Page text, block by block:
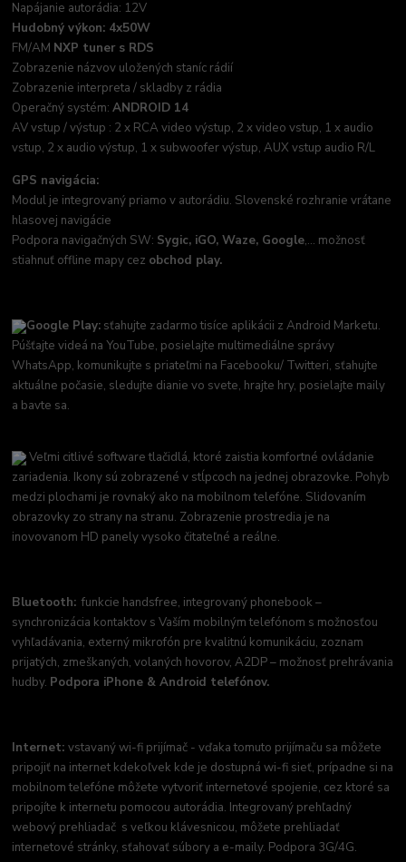
Napájanie autorádia: 12V
Hudobný výkon: 4x50W
FM/AM NXP tuner s RDS
Zobrazenie názvov uložených staníc rádií
Zobrazenie interpreta / skladby z rádia
Operačný systém:ANDROID 14
AV vstup / výstup : 2 x RCA video výstup, 2 x video vstup, 1 x audio
vstup, 2 x audio výstup, 1 x subwoofer výstup, AUX vstup audio R/L
GPS navigácia:
Modul je integrovaný priamo v autorádiu. Slovenské rozhranie vrátane
hlasovej navigácie
Podpora navigačných SW: Sygic, iGO, Waze, Google,... možnosť
stiahnuť offline mapy cez obchod play.
Google Play: sťahujte zadarmo tisíce aplikácii z Android Marketu.
Púšťajte videá na YouTube, posielajte multimediálne správy
WhatsApp, komunikujte s priateľmi na Facebooku/ Twitteri, sťahujte
aktuálne počasie, sledujte dianie vo svete, hrajte hry, posielajte maily
a bavte sa.
Veľmi citlivé software tlačidlá, ktoré zaistia komfortné ovládanie
zariadenia. Ikony sú zobrazené v stĺpcoch na jednej obrazovke. Pohyb
medzi plochami je rovnaký ako na mobilnom telefóne. Slidovaním
obrazovky zo strany na stranu. Zobrazenie prostredia je na
inovovanom HD panely vysoko čitateľné a reálne.
Bluetooth: funkcie handsfree, integrovaný phonebook –
synchronizácia kontaktov s Vaším mobilným telefónom s možnosťou
vyhľadávania, externý mikrofón pre kvalitnú komunikáciu, zoznam
prijatých, zmeškaných, volaných hovorov, A2DP – možnosť prehrávania
hudby. Podpora iPhone & Android telefónov.
Internet:vstavaný wi-fi prijímač - vďaka tomuto prijímaču sa môžete
pripojiť na internet kdekoľvek kde je dostupná wi-fi sieť, prípadne si na
mobilnom telefóne môžete vytvoriť internetové spojenie, cez ktoré sa
pripojíte k internetu pomocou autorádia. Integrovaný prehľadný
webový prehliadač s veľkou klávesnicou, môžete prehliadať
internetové stránky, sťahovať súbory a e-maily. Podpora 3G/4G.